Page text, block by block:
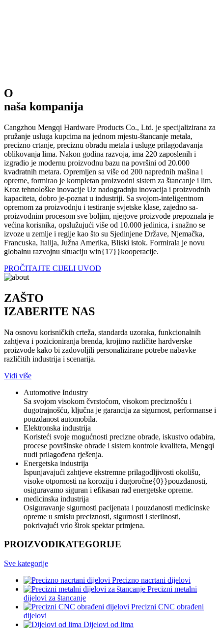
O
naša kompanija
Cangzhou Mengqi Hardware Products Co., Ltd. je specijalizirana za
pružanje usluga kupcima na jednom mjestu-štancanje metala,
precizno crtanje, preciznu obradu metala i usluge prilagođavanja
oblikovanja lima. Nakon godina razvoja, ima 220 zaposlenih i
izgradio je modernu proizvodnu bazu na površini od 20.000
kvadratnih metara. Opremljen sa više od 200 naprednih mašina i
opreme, formirao je kompletan proizvodni sistem za štancanje i lim.
Kroz tehnološke inovacije Uz nadogradnju inovacija i proizvodnih
kapaciteta, dobro je-poznat u industriji. Sa svojom-inteligentnom
opremom za proizvodnju i testiranje svjetske klase, zajedno sa-
proizvodnim procesom sve boljim, njegove proizvode prepoznala je
većina korisnika, opslužujući više od 10.000 jedinica, i snažno se
izvoze u zemlje i regije kao što su Sjedinjene Države, Njemačka,
Francuska, Italija, Južna Amerika, Bliski istok. Formirala je novu
globalnu razvojnu situaciju win{17}}kooperacije.
PROČITAJTE CIJELI UVOD
ZAŠTO
IZABERITE NAS
Na osnovu korisničkih crteža, standarda uzoraka, funkcionalnih
zahtjeva i pozicioniranja brenda, krojimo različite hardverske
proizvode kako bi zadovoljili personalizirane potrebe nabavke
različitih industrija i scenarija.
Vidi više
Automotive Industry
Sa svojom visokom čvrstoćom, visokom preciznošću i
dugotrajnošću, ključna je garancija za sigurnost, performanse i
pouzdanost automobila.
Elektronska industrija
Koristeći svoje mogućnosti precizne obrade, iskustvo odabira,
procese površinske obrade i sistem kontrole kvaliteta, Mengqi
nudi prilagođena rješenja.
Energetska industrija
Ispunjavajući zahtjeve ekstremne prilagodljivosti okolišu,
visoke otpornosti na koroziju i dugoročne{0}}pouzdanosti,
osiguravamo siguran i efikasan rad energetske opreme.
medicinska industrija
Osiguravanje sigurnosti pacijenata i pouzdanosti medicinske
opreme u smislu preciznosti, sigurnosti i sterilnosti,
pokrivajući vrlo širok spektar primjena.
PROIZVODIKATEGORIJE
Sve kategorije
Precizno nacrtani dijelovi
Precizni metalni
dijelovi za štancanje
Precizni CNC obrađeni
dijelovi
Dijelovi od lima